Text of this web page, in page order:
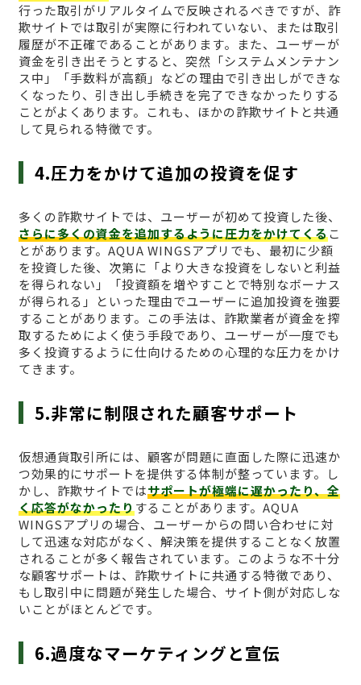
行った取引がリアルタイムで反映されるべきですが、詐
欺サイトでは取引が実際に行われていない、または取引
履歴が不正確であることがあります。また、ユーザーが
資金を引き出そうとすると、突然「システムメンテナン
ス中」「手数料が高額」などの理由で引き出しができな
くなったり、引き出し手続きを完了できなかったりする
ことがよくあります。これも、ほかの詐欺サイトと共通
して見られる特徴です。
4.圧力をかけて追加の投資を促す
多くの詐欺サイトでは、ユーザーが初めて投資した後、
さらに多くの資金を追加するように圧力をかけてくるこ
とがあります。AQUA WINGSアプリでも、最初に少額
を投資した後、次第に「より大きな投資をしないと利益
を得られない」「投資額を増やすことで特別なボーナス
が得られる」といった理由でユーザーに追加投資を強要
することがあります。この手法は、詐欺業者が資金を搾
取するためによく使う手段であり、ユーザーが一度でも
多く投資するように仕向けるための心理的な圧力をかけ
てきます。
5.非常に制限された顧客サポート
仮想通貨取引所には、顧客が問題に直面した際に迅速か
つ効果的にサポートを提供する体制が整っています。し
かし、詐欺サイトではサポートが極端に遅かったり、全
く応答がなかったりすることがあります。AQUA
WINGSアプリの場合、ユーザーからの問い合わせに対
して迅速な対応がなく、解決策を提供することなく放置
されることが多く報告されています。このような不十分
な顧客サポートは、詐欺サイトに共通する特徴であり、
もし取引中に問題が発生した場合、サイト側が対応しな
いことがほとんどです。
6.過度なマーケティングと宣伝